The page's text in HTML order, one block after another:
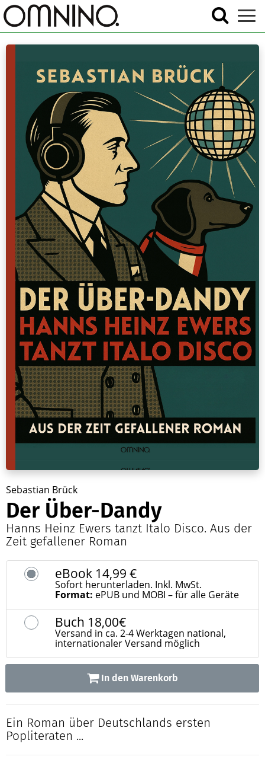
Sebastian Brück
Der Über-Dandy
Hanns Heinz Ewers tanzt Italo Disco. Aus der
Zeit gefallener Roman
eBook 14,99 €
Sofort herunterladen. Inkl. MwSt.
Format: ePUB und MOBI – für alle Geräte
Buch 18,00€
Versand in ca. 2-4 Werktagen national,
internationaler Versand möglich
In den Warenkorb
Ein Roman über Deutschlands ersten
Popliteraten ...